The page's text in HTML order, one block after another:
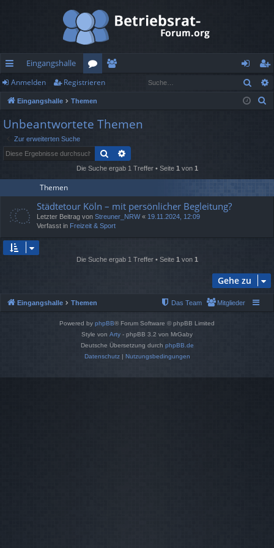
ch
ne
llz
Eingangshalle
or
en
de
r
n
m
eg
ist
Anmelden Registrieren
Eingangshalle Themen
Unbeantwortete Themen
Zur erweiterten Suche
Suche
Die Suche ergab 1 Treffer • Seite 1 von 1
Themen
Städtetour Köln – mit persönlicher Begleitung?
Letzter Beitrag von Streuner_NRW« 19.11.2024, 12:09
Verfasst in Freizeit & Sport
Die Suche ergab 1 Treffer • Seite 1 von 1
Gehe zu
Eingangshalle Themen Mitglieder
Das Team
Powered by phpBB® Forum Software © phpBB Limited
Style von Arty - phpBB 3.2 von MrGaby
Deutsche Übersetzung durch phpBB.de
Datenschutz| Nutzungsbedingungen